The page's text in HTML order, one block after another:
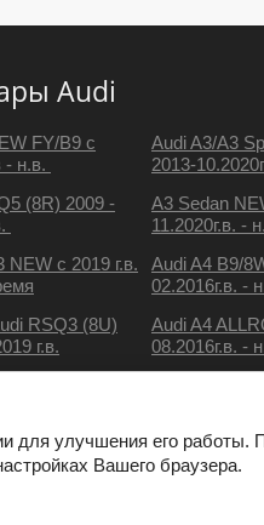
Audi
FY/B9 с
- н.в.
(8R) 2009 -
NEW с 2019 г.в.
RSQ3 (8U)
г.в.
Audi A3/A3
2013-
A3 Sedan
11.2020г.в. -
Audi A4 B9/
02.2016г.в. -
Audi A4
08.2016г.в. -
для улучшения его
Вашего браузера.